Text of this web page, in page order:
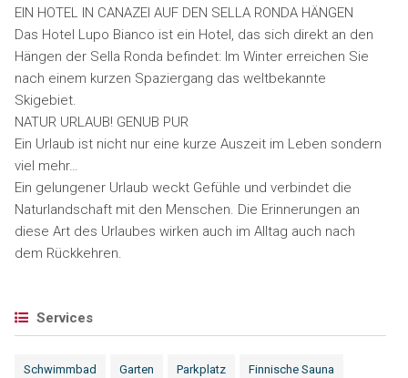
EIN HOTEL IN CANAZEI AUF DEN SELLA RONDA HÄNGEN
Das Hotel Lupo Bianco ist ein Hotel, das sich direkt an den
Hängen der Sella Ronda befindet: Im Winter erreichen Sie
nach einem kurzen Spaziergang das weltbekannte
Skigebiet.
NATUR URLAUB! GENUΒ PUR
Ein Urlaub ist nicht nur eine kurze Auszeit im Leben sondern
viel mehr…
Ein gelungener Urlaub weckt Gefühle und verbindet die
Naturlandschaft mit den Menschen. Die Erinnerungen an
diese Art des Urlaubes wirken auch im Alltag auch nach
dem Rückkehren.
Services
Schwimmbad Garten Parkplatz Finnische Sauna